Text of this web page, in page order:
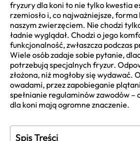
fryzury dla koni to nie tylko kwestia
rzemiosło i, co najważniejsze,
naszym zwierzęciem. Nie chodzi
ładnie wyglądał. Chodzi o jego
funkcjonalność, zwłaszcza podczas
Wiele osób zadaje sobie pytanie,
potrzebują specjalnych fryzur.
złożona, niż mogłoby się wydawać.
owadami, przez zapobieganie
spełnianie regulaminów zawodów
dla koni mają ogromne znaczenie.
Spis Treści